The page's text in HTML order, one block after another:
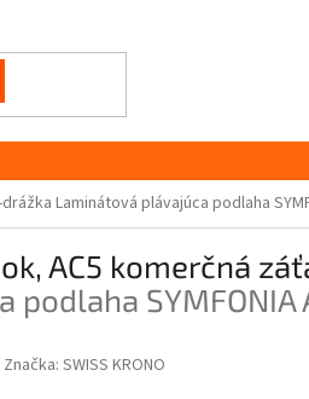
drážka Laminátová plávajúca podlaha
AC5 komerčná
SYMFONIA
Značka:SWISS KRONO